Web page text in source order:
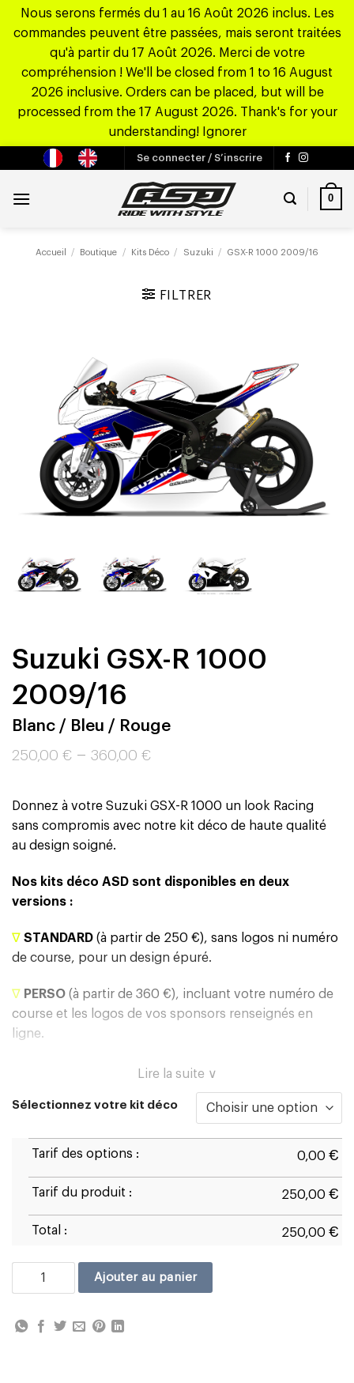
Nous serons fermés du 1 au 16 Août 2026 inclus. Les
commandes peuvent être passées, mais seront traitées
qu'à partir du 17 Août 2026. Merci de votre
compréhension ! We'll be closed from 1 to 16 August
2026 inclusive. Orders can be placed, but will be
processed from the 17 August 2026. Thank's for your
understanding! Ignorer
contenu
Se connecter / S’inscrire
0
Accueil / Boutique / Kits Déco / Suzuki / GSX-R 1000 2009/16
FILTRER
Suzuki GSX-R 1000
2009/16
Blanc / Bleu / Rouge
250,00 € – 360,00 €
Donnez à votre Suzuki GSX-R 1000 un look Racing
sans compromis avec notre kit déco de haute qualité
au design soigné.
Nos kits déco ASD sont disponibles en deux
versions :
∇ STANDARD (à partir de 250 €), sans logos ni numéro
de course, pour un design épuré.
∇ PERSO (à partir de 360 €), incluant votre numéro de
course et les logos de vos sponsors renseignés en
ligne.
Lire la suite ∨
Sélectionnez votre kit déco
Tarif des options : 0,00 €
Tarif du produit : 250,00 €
Total : 250,00 €
quantité de Suzuki GSX-R 1000 2009/16
Ajouter au panier